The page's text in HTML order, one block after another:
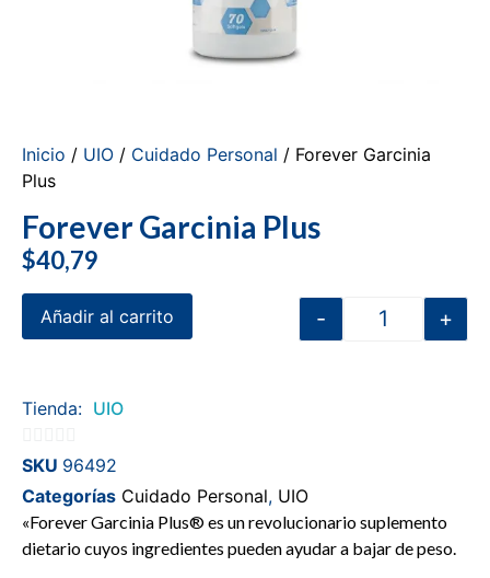
Inicio / UIO / Cuidado Personal / Forever Garcinia
Plus
Forever Garcinia Plus
$40,79
- +
Añadir al carrito
Tienda: UIO
0
de
SKU 96492
Categorías Cuidado Personal, UIO
«Forever Garcinia Plus® es un revolucionario suplemento
dietario cuyos ingredientes pueden ayudar a bajar de peso.